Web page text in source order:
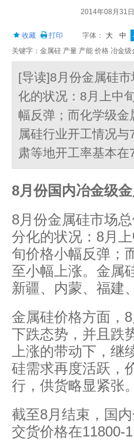
2014年08月31
收藏 打印 字体： 大 中
关键字：金属硅 产量 产能 价格 冶金
[导读]8月份金属硅
化的状况：8月上中
幅反弹；而化学级
属硅行业开工情况
肃等地开工率基本在
8月份国内冶金级
8月份金属硅市场
分化的状况：8月
旬价格小幅反弹；
至小幅上涨。金属
新疆、内蒙、福建
金属硅价格方面，
下跌态势，并且跌
上涨的带动下，
硅需求再度活跃，
行，供货略显紧张。
截至8月结束，国
交货价格在11800-